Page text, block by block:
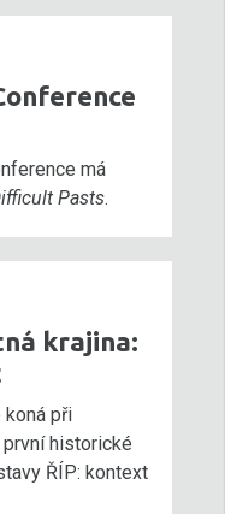
má
Pasts.
krajina:
při
historické
ŘÍP: kontext